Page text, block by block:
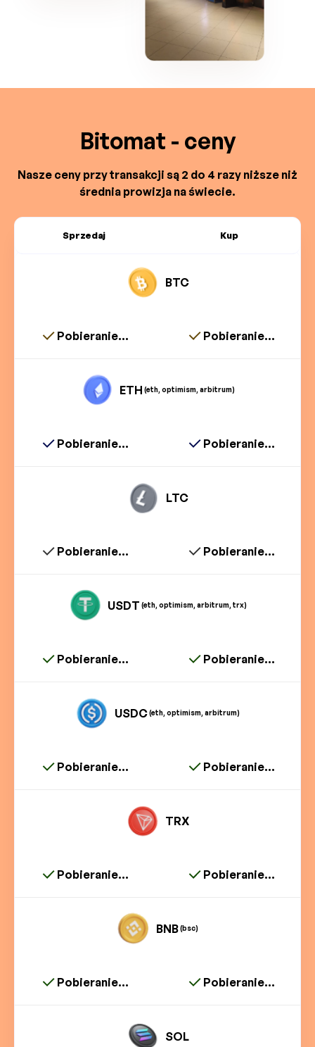
Bitomat - ceny
Nasze ceny przy transakcji są 2 do 4 razy niższe niż
średnia prowizja na świecie.
Sprzedaj Kup
BTC
Pobieranie... Pobieranie...
ETH (eth, optimism, arbitrum)
Pobieranie... Pobieranie...
LTC
Pobieranie... Pobieranie...
USDT (eth, optimism, arbitrum, trx)
Pobieranie... Pobieranie...
USDC(eth, optimism, arbitrum)
Pobieranie... Pobieranie...
TRX
Pobieranie... Pobieranie...
BNB(bsc)
Pobieranie... Pobieranie...
SOL